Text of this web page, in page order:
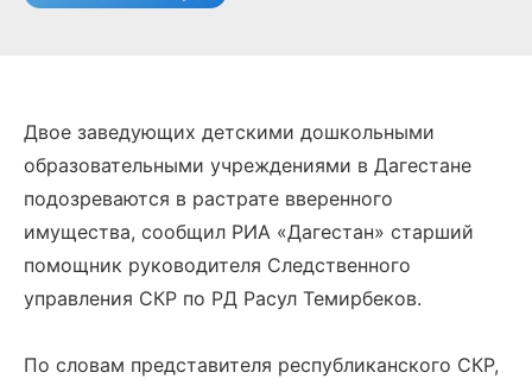
Двое заведующих детскими дошкольными
образовательными учреждениями в Дагестане
подозреваются в растрате вверенного
имущества, сообщил РИА «Дагестан» старший
помощник руководителя Следственного
управления СКР по РД Расул Темирбеков.
По словам представителя республиканского СКР,